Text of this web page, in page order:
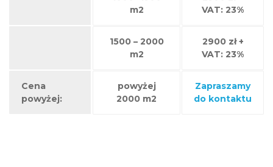
m2
VAT: 23%
1500 – 2000
m2
2900 zł +
VAT: 23%
Cena
powyżej:
powyżej
2000 m2
Zapraszamy
do kontaktu